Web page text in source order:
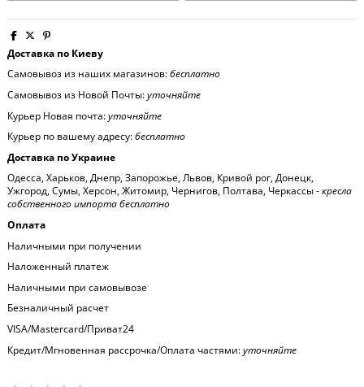
Доставка по Киеву
Самовывоз из наших магазинов:бесплатно
Самовывоз из Новой Почты:уточняйте
Курьер Новая почта:уточняйте
Курьер по вашему адресу:бесплатно
Доставка по Украине
Одесса, Харьков, Днепр, Запорожье, Львов, Кривой рог, Донецк,
Ужгород, Сумы, Херсон, Житомир, Чернигов, Полтава, Черкассы -кресла
собственного импорта бесплатно
Оплата
Наличными при получении
Наложенный платеж
Наличными при самовывозе
Безналичный расчет
VISA/Mastercard/Приват24
Кредит/Мгновенная рассрочка/Оплата частями:уточняйте